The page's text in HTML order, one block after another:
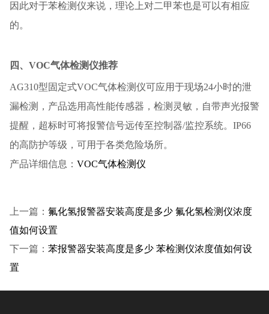
因此对于苯检测仪来说，理论上对二甲苯也是可以有相应
的。
四、VOC气体检测仪推荐
AG310型固定式VOC气体检测仪可应用于现场24小时的泄
漏检测，产品选用高性能传感器，检测灵敏，自带声光报警
提醒，超标时可将报警信号远传至控制器/监控系统。IP66
的高防护等级，可用于各类危险场所。
产品详细信息： VOC气体检测仪
上一篇： 氟化氢报警器安装高度是多少 氟化氢检测仪浓度
值如何设置
下一篇： 苯报警器安装高度是多少 苯检测仪浓度值如何设
置